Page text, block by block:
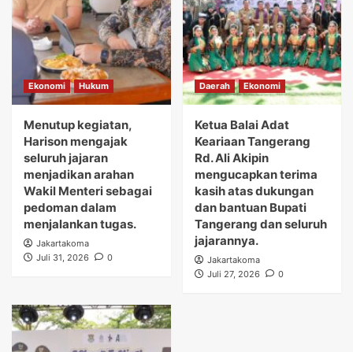
Ekonomi Hukum
Menutup kegiatan,
Harison mengajak
seluruh jajaran
menjadikan arahan
Wakil Menteri sebagai
pedoman dalam
menjalankan tugas.
Jakartakoma
Juli 31, 2026
0
Daerah Ekonomi
Ketua Balai Adat
Keariaan Tangerang
Rd. Ali Akipin
mengucapkan terima
kasih atas dukungan
dan bantuan Bupati
Tangerang dan seluruh
jajarannya.
Jakartakoma
Juli 27, 2026
0